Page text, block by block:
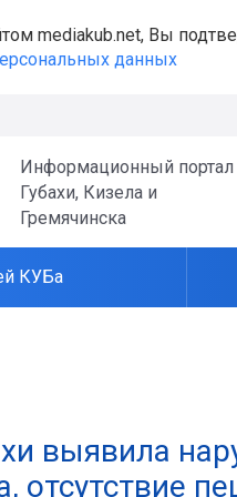
mediakub.net, Вы
данных
Информационный портал
Губахи, Кизела и
Гремячинска
КУБа
выявила
отсутствие